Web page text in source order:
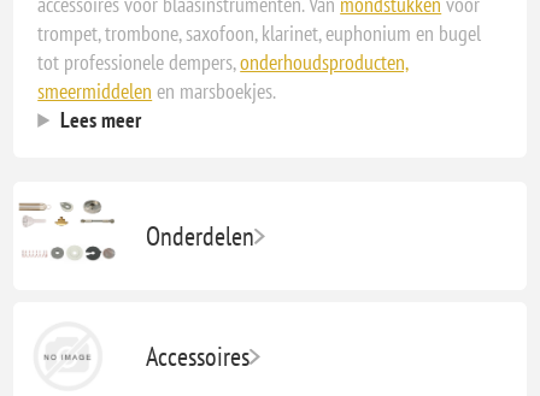
trompet, trombone, saxofoon, klarinet, euphonium en bugel
tot professionele dempers,onderhoudsproducten,
smeermiddelen en marsboekjes.
Lees meer
Onderdelen
Accessoires